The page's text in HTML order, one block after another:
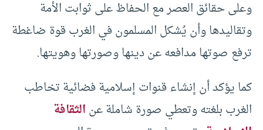
وعلى حقائق العصر مع الحفاظ على ثوابت الأمة
وتقاليدها وأن يُشکل المسلمون في الغرب قوة ضاغطة
ترفع صوتها مدافعه عن دينها وصورتها وهويتها.
كما يؤكد أن إنشاء قنوات إسلامية فضائية تخاطب
الغرب بلغته وتعطي صورة شاملة عنالثقافة